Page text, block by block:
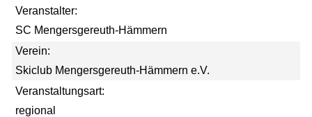
Veranstalter:
SC Mengersgereuth-Hämmern
Verein:
Skiclub Mengersgereuth-Hämmern e.V.
Veranstaltungsart:
regional